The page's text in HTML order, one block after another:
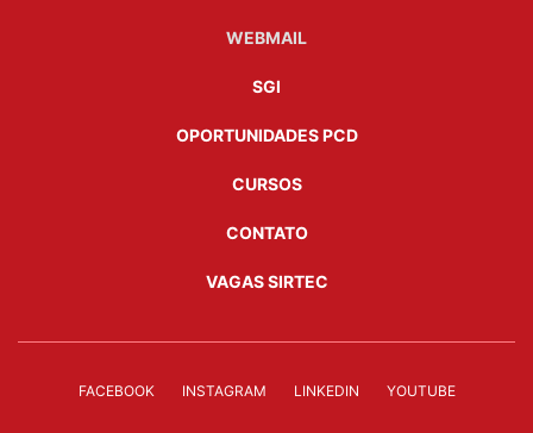
WEBMAIL
SGI
OPORTUNIDADES PCD
CURSOS
CONTATO
VAGAS SIRTEC
FACEBOOK INSTAGRAM LINKEDIN YOUTUBE